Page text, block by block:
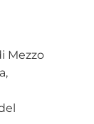
Mezzo